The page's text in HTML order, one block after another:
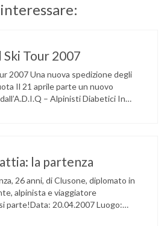
Tour 2007
2007 Una nuova spedizione degli
Il 21 aprile parte un nuovo
– Alpinisti Diabetici In
la partenza
26 anni, di Clusone, diplomato in
alpinista e viaggiatore
parte!Data: 20.04.2007 Luogo: